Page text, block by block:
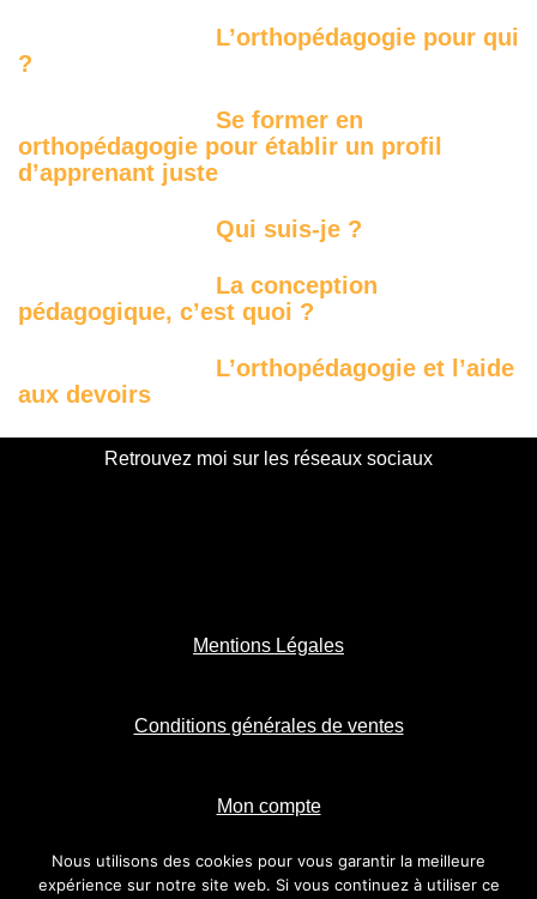
L’orthopédagogie pour qui
?
Se former en
orthopédagogie pour établir un profil
d’apprenant juste
Qui suis-je ?
La conception
pédagogique, c’est quoi ?
L’orthopédagogie et l’aide
aux devoirs
Retrouvez moi sur les réseaux sociaux
Mentions Légales
Conditions générales de ventes
Mon compte
©2023 audreydelaforge.com.
Nous utilisons des cookies pour vous garantir la meilleure
expérience sur notre site web. Si vous continuez à utiliser ce